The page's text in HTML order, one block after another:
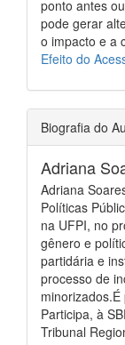
ponto antes
pode gerar
o impacto e a
Efeito do
Biografia do
Adriana
Adriana
Políticas
na UFPI, no
gênero e
partidária e
processo de
Participa, à
Tribunal